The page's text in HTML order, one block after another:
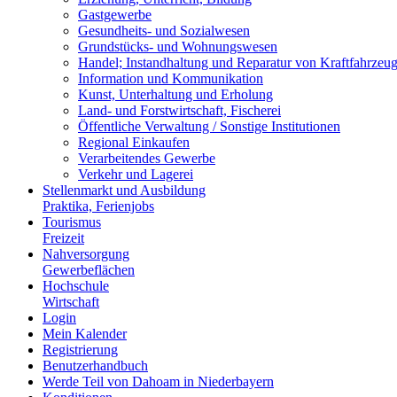
Gastgewerbe
Gesundheits- und Sozialwesen
Grundstücks- und Wohnungswesen
Handel; Instandhaltung und Reparatur von
Information und Kommunikation
Kunst, Unterhaltung und Erholung
Land- und Forstwirtschaft, Fischerei
Öffentliche Verwaltung / Sonstige Institutionen
Regional Einkaufen
Verarbeitendes Gewerbe
Verkehr und Lagerei
Stellenmarkt und Ausbildung
Praktika, Ferienjobs
Tourismus
Freizeit
Nahversorgung
Gewerbeflächen
Hochschule
Wirtschaft
Login
Mein Kalender
Registrierung
Benutzerhandbuch
Werde Teil von Dahoam in Niederbayern